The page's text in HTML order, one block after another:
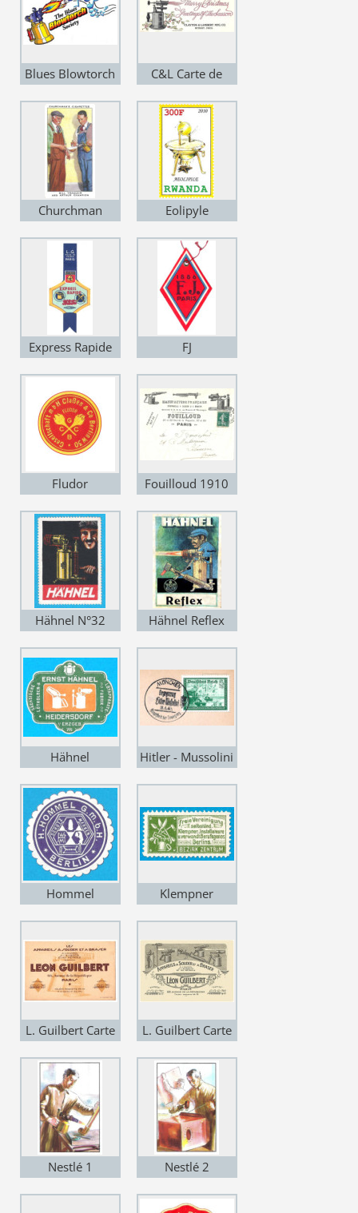
Blues Blowtorch
C&L Carte de
Churchman Eolipyle
Express Rapide FJ
Fludor Fouilloud 1910
Hähnel N°32 Hähnel Reflex
Hähnel
Hitler - Mussolini
Hommel Klempner
L. Guilbert Carte
L. Guilbert Carte
Nestlé 1 Nestlé 2